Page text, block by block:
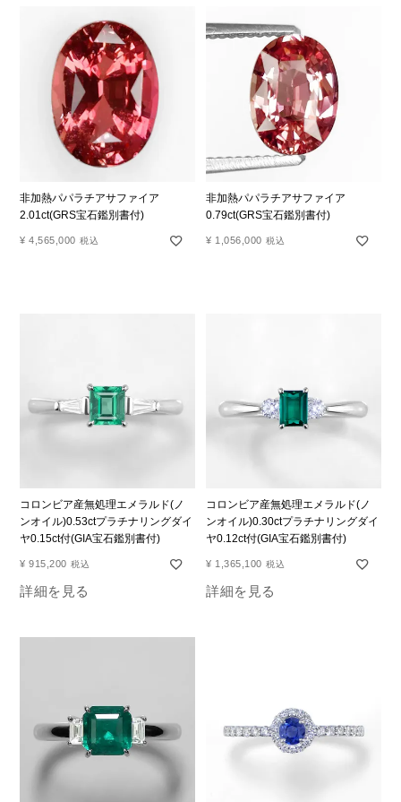
非加熱パパラチアサファイア
2.01ct(GRS宝石鑑別書付)
¥ 4,565,000 税込
非加熱パパラチアサファイア
0.79ct(GRS宝石鑑別書付)
¥ 1,056,000 税込
コロンビア産無処理エメラルド(ノ
ンオイル)0.53ctプラチナリングダイ
ヤ0.15ct付(GIA宝石鑑別書付)
¥ 915,200 税込
詳細を見る
コロンビア産無処理エメラルド(ノ
ンオイル)0.30ctプラチナリングダイ
ヤ0.12ct付(GIA宝石鑑別書付)
¥ 1,365,100 税込
詳細を見る